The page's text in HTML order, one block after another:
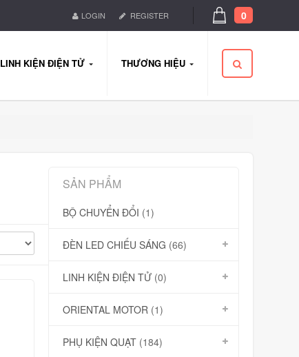
0
LOGIN REGISTER
LINH KIỆN ĐIỆN TỬ THƯƠNG HIỆU
SẢN PHẨM
BỘ CHUYỂN ĐỔI (1)
ĐÈN LED CHIẾU SÁNG (66)
LINH KIỆN ĐIỆN TỬ (0)
ORIENTAL MOTOR (1)
PHỤ KIỆN QUẠT (184)